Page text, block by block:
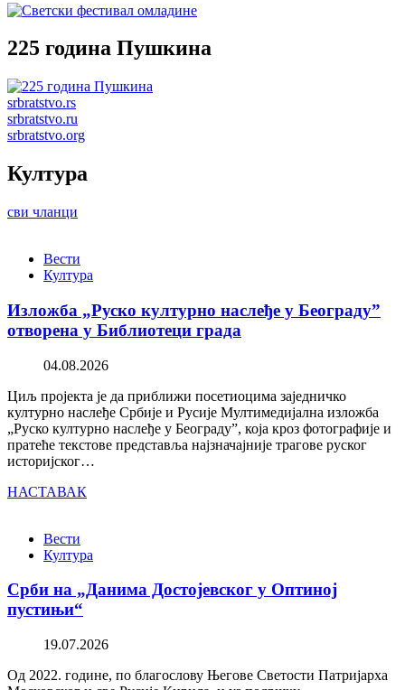
225 година Пушкина
srbratstvo.rs
srbratstvo.ru
srbratstvo.org
Култура
сви чланци
Вести
Култура
Изложба „Руско културно наслеђе у Београду”
отворена у Библиотеци града
04.08.2026
Циљ пројекта је да приближи посетиоцима заједничко
културно наслеђе Србије и Русије Мултимедијална изложба
„Руско културно наслеђе у Београду”, која кроз фотографије и
пратеће текстове представља најзначајније трагове руског
историјског…
НАСТАВАК
Вести
Култура
Срби на „Данима Достојевског у Оптиној
пустињи“
19.07.2026
Од 2022. године, по благослову Његове Светости Патријарха